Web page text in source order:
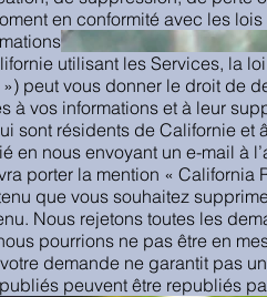
en conformité avec les
utilisant les Services, la
peut vous donner le droit de
à vos informations et à leur
sont résidents de Californie
en nous envoyant un e-mail à
porter la mention «
que vous souhaitez
Nous rejetons toutes les
pourrions ne pas être en
demande ne garantit pas
peuvent être republiés